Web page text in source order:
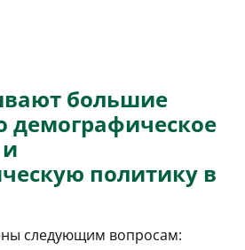
большие
демографическое
политику в
следующим вопросам: